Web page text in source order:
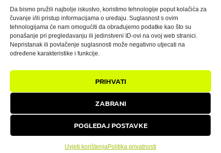
Da bismo pružili najbolje iskustvo, koristimo tehnologije poput kolačića za
čuvanje i/ili pristup informacijama o uređaju. Suglasnost s ovim
tehnologijama će nam omogućiti da obrađujemo podatke kao što su
ponašanje pri pregledavanju ili jedinstveni ID-ovi na ovoj web stranici.
Nepristanak ili povlačenje suglasnosti može negativno utjecati na
određene karakteristike i funkcije.
PRIHVATI
ZABRANI
POGLEDAJ POSTAVKE
Uvjeti korištenjaPolitika privatnosti
Naslovna
© 2026 Adria Gym. Sva prava pridržana
Uvjeti korištenja